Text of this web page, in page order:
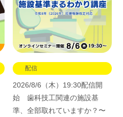
配信
2026/8/6（木）19:30配信開
始 歯科技工関連の施設基
準、全部取れていますか？〜